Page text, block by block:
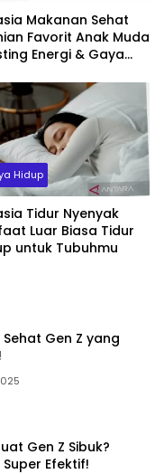
Makanan Sehat
Favorit Anak Muda
& Gaya
Hidup
Tidur Nyenyak
Luar Biasa Tidur
untuk Tubuhmu
Gen Z yang
Gen Z Sibuk?
Efektif!